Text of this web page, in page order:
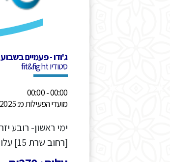
ג'ודו - פעמיים בשבוע
סטודיו fit&fight
00:00 - 00:00
מועדי הפעילות מ: 01.09.2025 ל: 30.06.2026
[רחוב שרת 15] עלות לחודש: 270 ש"ח